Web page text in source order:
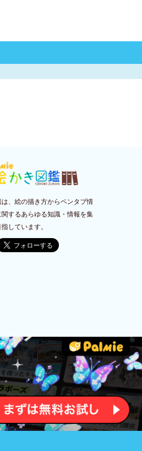
、絵の描き方からペンタブ情
するあらゆる知識・情報を集
しています。